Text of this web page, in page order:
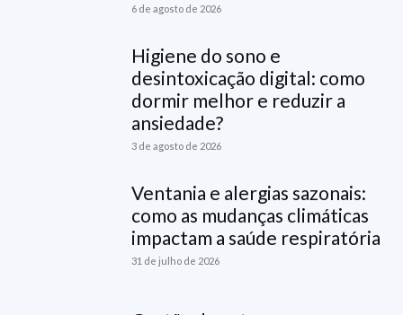
6 de agosto de 2026
Higiene do sono e
desintoxicação digital: como
dormir melhor e reduzir a
ansiedade?
3 de agosto de 2026
Ventania e alergias sazonais:
como as mudanças climáticas
impactam a saúde respiratória
31 de julho de 2026